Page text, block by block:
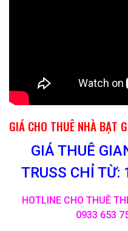
GIÁ CHO THUÊ NHÀ BẠT
GIÁ THUÊ
TRUSS CHỈ
HOTLINE CHO THUÊ
0933 653